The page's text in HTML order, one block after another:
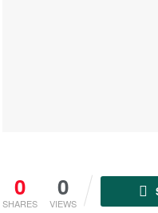
0
SHARES
0
VIEWS